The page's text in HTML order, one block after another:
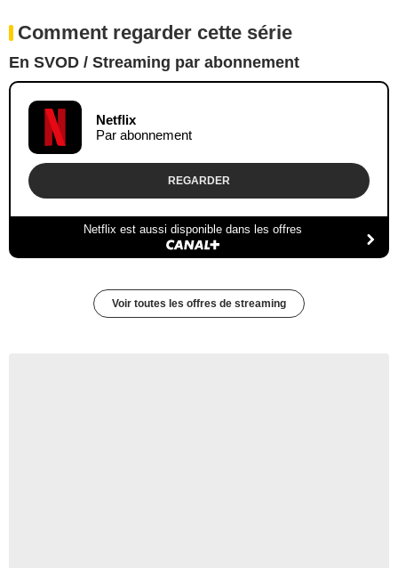
Comment regarder cette série
En SVOD / Streaming par abonnement
Netflix
Par abonnement
REGARDER
Netflix est aussi disponible dans les offres
Voir toutes les offres de streaming